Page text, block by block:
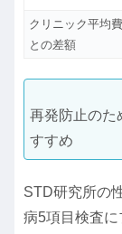
クリニック平均
との差額
再発防止のた
すすめ
STD研究所の
病5項目検査に